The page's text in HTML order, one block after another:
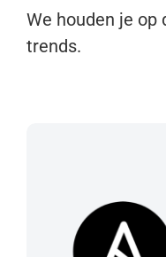
We houden je op
trends.